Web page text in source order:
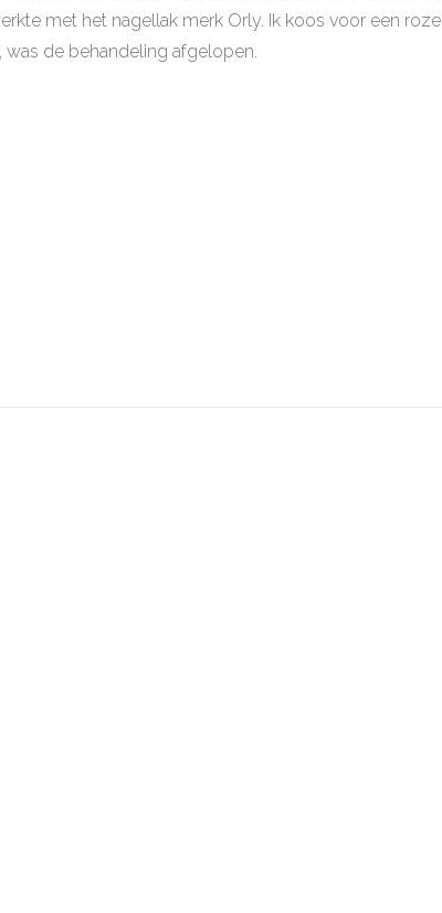
met het nagellak merk Orly. Ik koos voor een roze
de behandeling afgelopen.